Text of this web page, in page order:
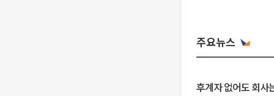
주요뉴스
후계자 없어도 회사